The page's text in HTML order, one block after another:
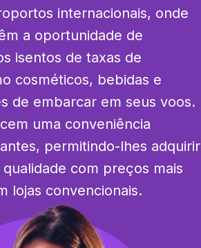
internacionais, onde
a oportunidade de
isentos de taxas de
cosméticos, bebidas e
de embarcar em seus voos.
uma conveniência
permitindo-lhes adquirir
com preços mais
lojas convencionais.